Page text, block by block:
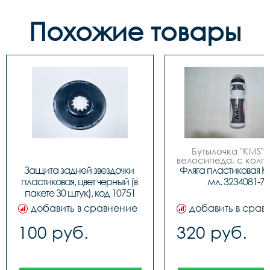
Похожие товары
Защита задней звездочки
пластиковая, цвет черный (в
пакете 30 штук), код 10751
добавить в сравнение
100 руб.
Бутылочка "KMS",
велосипеда, с
пластиковая,
цвета (бело/
красные, бело/
Фляга пластиковая
мл. 3234081-77
добавить в
320 руб.